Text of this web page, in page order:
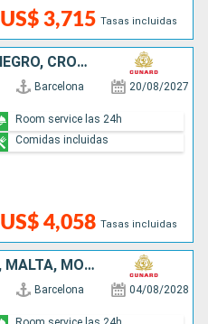
US$ 3,715 Tasas incluidas
ESPAÑA, MALTA, MONTENEGRO, CROACIA, GRECIA, ITALIA, FRANCIA
Barcelona 20/08/2027
US$ 4,058 Tasas incluidas
Room service las 24h
Comidas incluidas
ESPAÑA, FRANCIA, ITALIA, MALTA, MONTENEGRO, CROACIA, GRECIA
Barcelona 04/08/2028